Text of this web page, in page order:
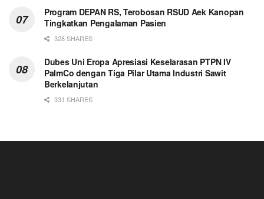
Program DEPAN RS, Terobosan RSUD Aek Kanopan
Tingkatkan Pengalaman Pasien
328 SHARES
Dubes Uni Eropa Apresiasi Keselarasan PTPN IV
PalmCo dengan Tiga Pilar Utama Industri Sawit
Berkelanjutan
331 SHARES